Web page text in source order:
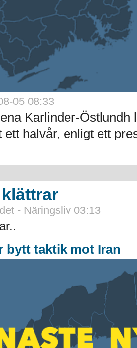
05 08:33
Karlinder-
ett halvår, enligt ett
- Näringsliv 03:13
bytt taktik mot Iran